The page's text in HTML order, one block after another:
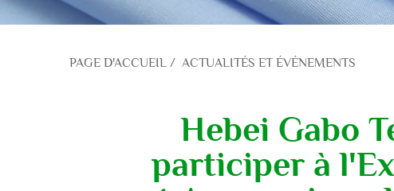
PAGE D'ACCUEIL / ACTUALITÉS ET ÉVÉNEMENTS
Hebei Gabo
participer à